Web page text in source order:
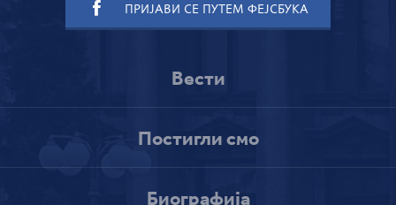
ПРИЈАВИ СЕ ПУТЕМ ФЕЈСБУКА
Вести
Постигли смо
Биографија